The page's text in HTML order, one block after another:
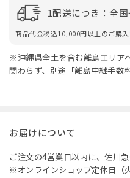
1配送につき：全
商品代金税込10,000円以上のご購
※沖縄県全土を含む離島エリア
関わらず、別途「離島中継手数
お届けについて
ご注文の4営業日以内に、佐川
※オンラインショップ定休日（